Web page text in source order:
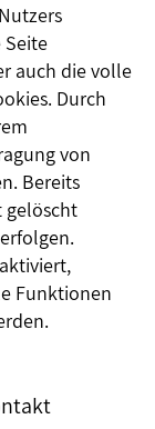
Seite
auch die volle
Durch
von
Bereits
gelöscht
Funktionen